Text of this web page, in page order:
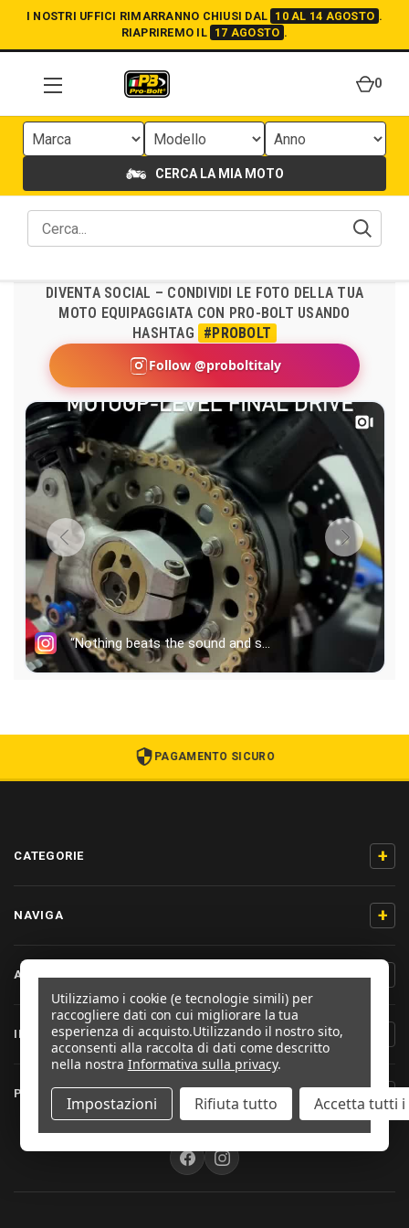
I NOSTRI UFFICI RIMARRANNO CHIUSI DAL 10 AL 14 AGOSTO .
RIAPRIREMO IL 17 AGOSTO .
0
CERCA LA MIA MOTO
DIVENTA SOCIAL – CONDIVIDI LE FOTO DELLA TUA
MOTO EQUIPAGGIATA CON PRO-BOLT USANDO
HASHTAG
#PROBOLT
Follow @proboltitaly
PAGAMENTO SICURO
CATEGORIE +
NAVIGA +
AIUTO & CONTATTO
INFORMAZIONI PRODOTTO
PRO-BOLT ITALIA +
SEGUICI
Utilizziamo i cookie (e tecnologie simili) per
raccogliere dati con cui migliorare la tua
esperienza di acquisto.Utilizzando il nostro sito,
acconsenti alla raccolta di dati come descritto
nella nostra Informativa sulla privacy.
Impostazioni Rifiuta tutto Accetta tutti